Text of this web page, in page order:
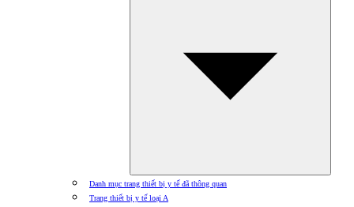
Danh mục trang thiết bị y tế đã thông quan
Trang thiết bị y tế loại A